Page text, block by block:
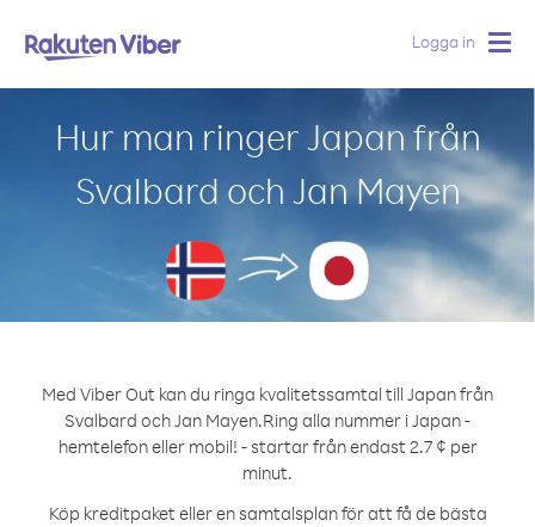
Logga in
Hur man ringer Japan från
Svalbard och Jan Mayen
Med Viber Out kan du ringa kvalitetssamtal till Japan från
Svalbard och Jan Mayen.Ring alla nummer i Japan -
hemtelefon eller mobil! - startar från endast 2.7 ¢ per
minut.
Köp kreditpaket eller en samtalsplan för att få de bästa